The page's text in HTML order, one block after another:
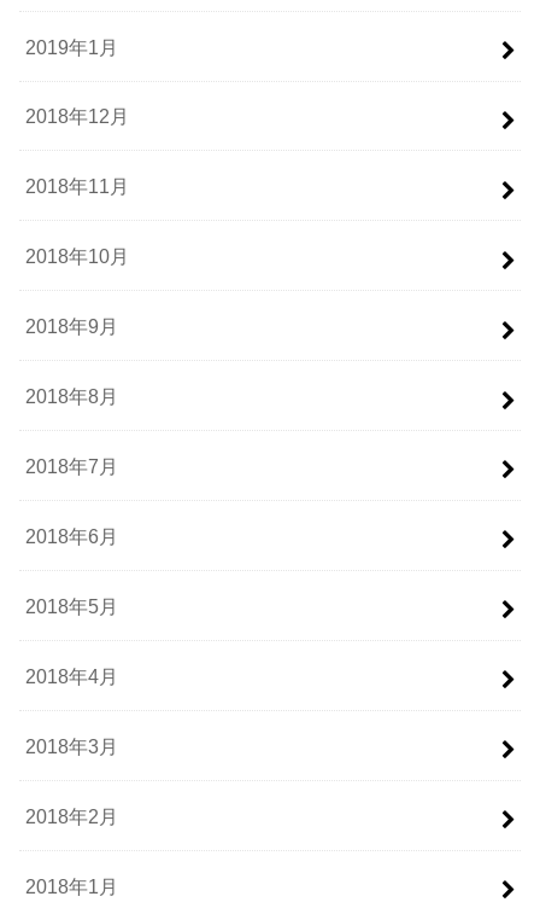
2019年1月
2018年12月
2018年11月
2018年10月
2018年9月
2018年8月
2018年7月
2018年6月
2018年5月
2018年4月
2018年3月
2018年2月
2018年1月